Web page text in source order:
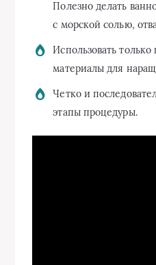
Полезно делать
с морской солью,
Использовать только
материалы для
Четко и
этапы процедуры.